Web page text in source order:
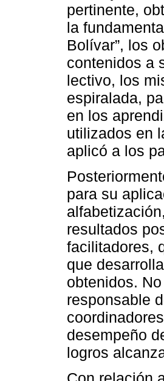
pertinente,
la
Bolívar”, los
contenidos a
lectivo, los
espiralada,
en los
utilizados en
aplicó a los
para su
resultados
facilitadores,
que
obtenidos.
responsable
desempeño
logros